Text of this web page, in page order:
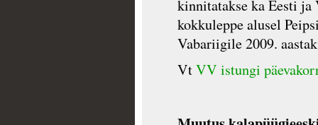
kinnitatakse ka Eesti ja
kokkuleppe alusel
Vabariigile 2009.
VtVV istungi